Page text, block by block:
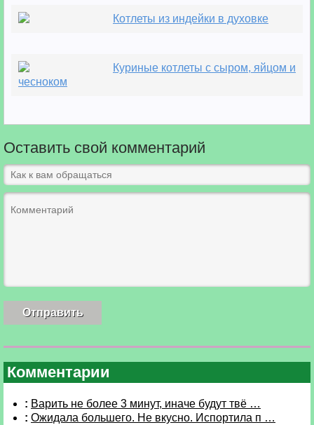
Котлеты из индейки в духовке
Куриные котлеты с сыром, яйцом и
чесноком
Оставить свой комментарий
Комментарии
: Варить не более 3 минут, иначе будут твё …
: Ожидала большего. Не вкусно. Испортила п …